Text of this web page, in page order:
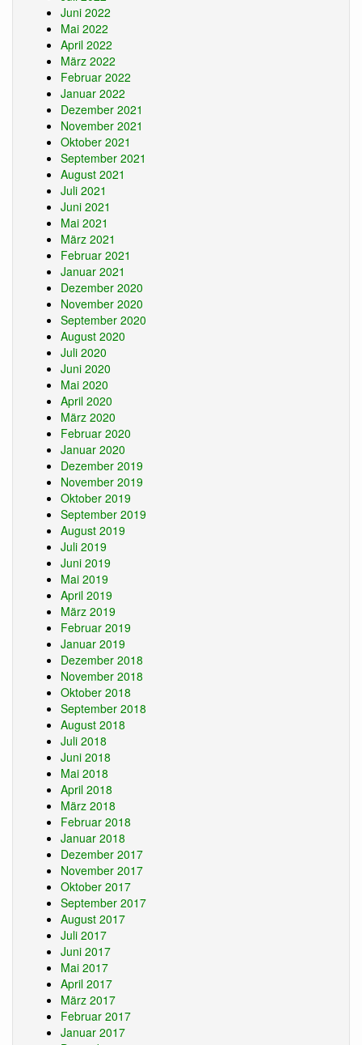
Juni 2022
Mai 2022
April 2022
März 2022
Februar 2022
Januar 2022
Dezember 2021
November 2021
Oktober 2021
September 2021
August 2021
Juli 2021
Juni 2021
Mai 2021
März 2021
Februar 2021
Januar 2021
Dezember 2020
November 2020
September 2020
August 2020
Juli 2020
Juni 2020
Mai 2020
April 2020
März 2020
Februar 2020
Januar 2020
Dezember 2019
November 2019
Oktober 2019
September 2019
August 2019
Juli 2019
Juni 2019
Mai 2019
April 2019
März 2019
Februar 2019
Januar 2019
Dezember 2018
November 2018
Oktober 2018
September 2018
August 2018
Juli 2018
Juni 2018
Mai 2018
April 2018
März 2018
Februar 2018
Januar 2018
Dezember 2017
November 2017
Oktober 2017
September 2017
August 2017
Juli 2017
Juni 2017
Mai 2017
April 2017
März 2017
Februar 2017
Januar 2017